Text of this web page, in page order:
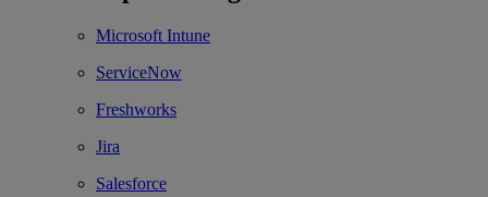
Microsoft Intune
ServiceNow
Freshworks
Jira
Salesforce